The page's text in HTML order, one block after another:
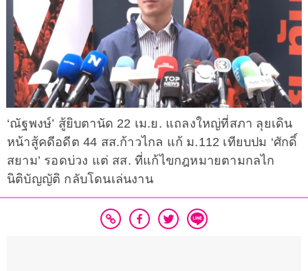
‘ณัฐพงษ์’ สู้ยิบตานัด 22 เม.ย. แถลงใหญ่ที่สภา ลุยเดิน
หน้าสู้คดีอดีต 44 สส.ก้าวไกล แก้ ม.112 เทียบปม ‘ศักดิ์
สยาม’ รอดบ่วง แต่ สส. ที่แก้ไขกฎหมายตามกลไก
นิติบัญญัติ กลับโดนเล่นงาน